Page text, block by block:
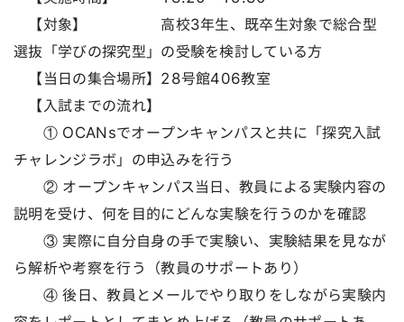
【対象】 高校3年生、既卒生対象で総合型
選抜「学びの探究型」の受験を検討している方
【当日の集合場所】28号館406教室
【入試までの流れ】
① OCANsでオープンキャンパスと共に「探究入試
チャレンジラボ」の申込みを行う
② オープンキャンパス当日、教員による実験内容の
説明を受け、何を目的にどんな実験を行うのかを確認
③ 実際に自分自身の手で実験い、実験結果を見なが
ら解析や考察を行う（教員のサポートあり）
④ 後日、教員とメールでやり取りをしながら実験内